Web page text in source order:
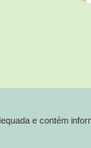
e contém